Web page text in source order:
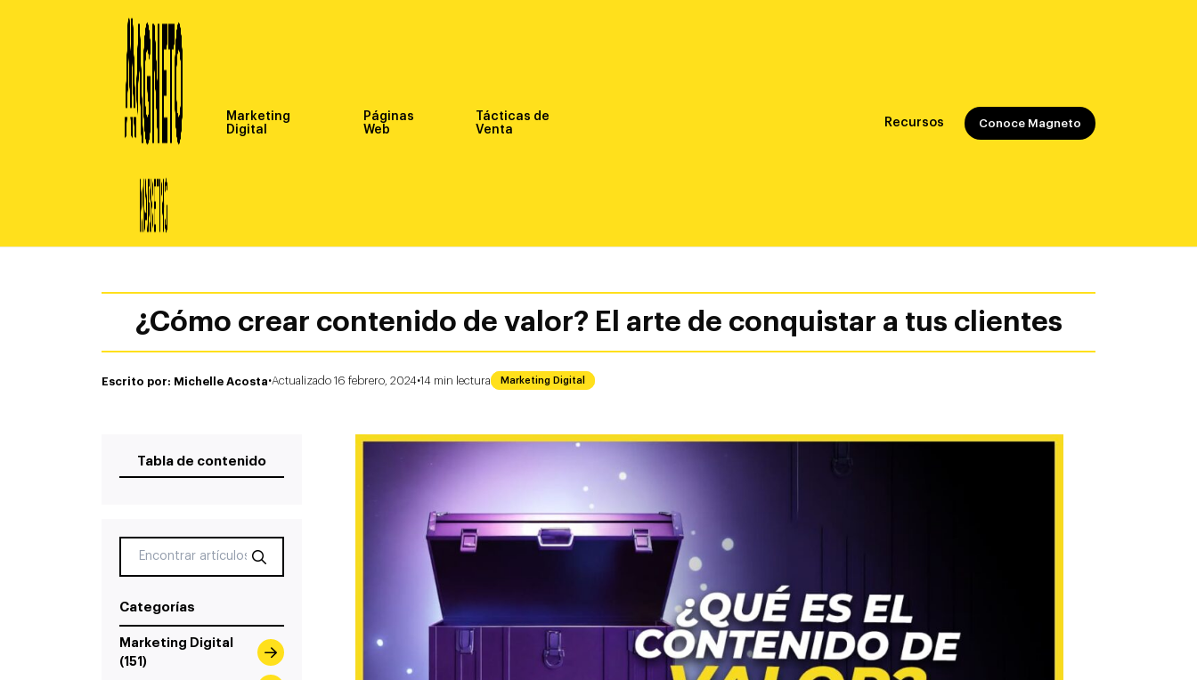
Marketing
Digital
Páginas
Web
Tácticas de
Venta
Recursos Conoce Magneto
¿Cómo crear contenido de valor? El arte de conquistar a tus clientes
Escrito por: Michelle Acosta·Actualizado 16 febrero, 2024·14 min lectura Marketing Digital
Tabla de contenido
Categorías
Marketing Digital
(151)